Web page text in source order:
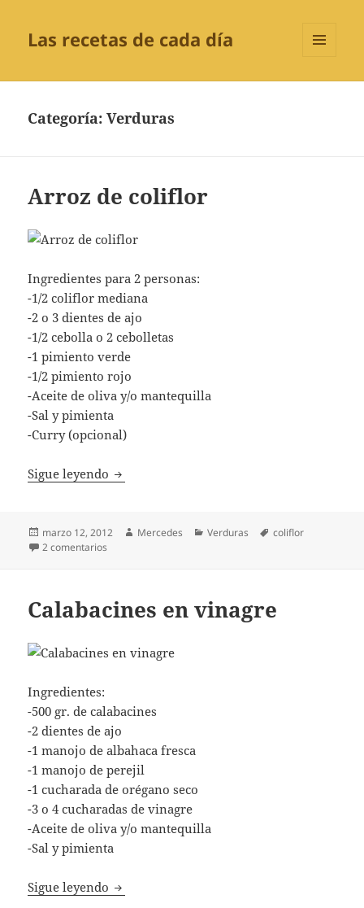
Las recetas de cada día
Categoría:Verduras
Arroz de coliflor
Ingredientes para 2 personas:
-1/2 coliflor mediana
-2 o 3 dientes de ajo
-1/2 cebolla o 2 cebolletas
-1 pimiento verde
-1/2 pimiento rojo
-Aceite de oliva y/o mantequilla
-Sal y pimienta
-Curry (opcional)
Sigue leyendo Arroz de coliflor
Publicado
el
marzo 12, 2012 Autor
Mercedes Categorías
Verduras Etiquetas
coliflor
2 comentarios
Calabacines en vinagre
Ingredientes:
-500 gr. de calabacines
-2 dientes de ajo
-1 manojo de albahaca fresca
-1 manojo de perejil
-1 cucharada de orégano seco
-3 o 4 cucharadas de vinagre
-Aceite de oliva y/o mantequilla
-Sal y pimienta
Sigue leyendo Calabacines en vinagre